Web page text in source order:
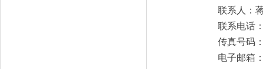
联系人：
联系电话
传真号码
电子邮箱